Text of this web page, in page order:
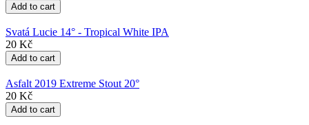
Svatá Lucie 14° - Tropical White IPA
20 Kč
Asfalt 2019 Extreme Stout 20°
20 Kč